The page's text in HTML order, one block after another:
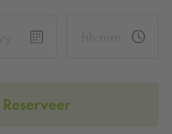
Reserveer